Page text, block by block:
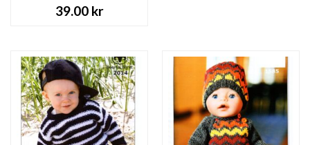
39.00 kr